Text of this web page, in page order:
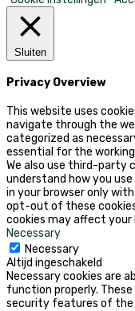
Sluiten
Privacy Overview
This website uses
navigate through the
categorized as
essential for the
We also use third-party
understand how you
in your browser only
opt-out of these
cookies may affect your
Necessary
Necessary
Altijd ingeschakeld
Necessary cookies are
function properly.
security features of the